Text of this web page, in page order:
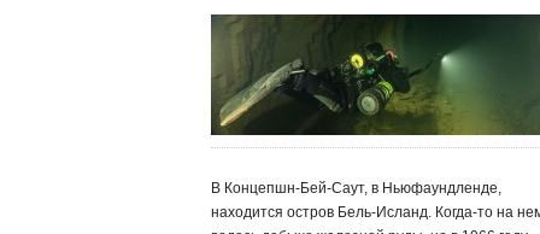
В Концепшн-Бей-Саут, в Ньюфаундленде,
находится остров Бель-Исланд. Когда-то на